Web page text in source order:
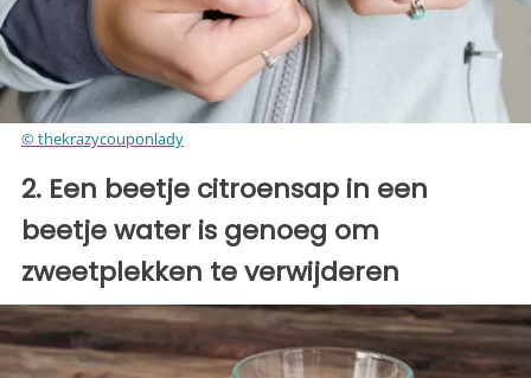
© thekrazycouponlady
2. Een beetje citroensap in een
beetje water is genoeg om
zweetplekken te verwijderen